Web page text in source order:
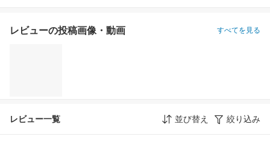
レビューの投稿画像・動画 すべてを見る
レビュー一覧 並び替え 絞り込み